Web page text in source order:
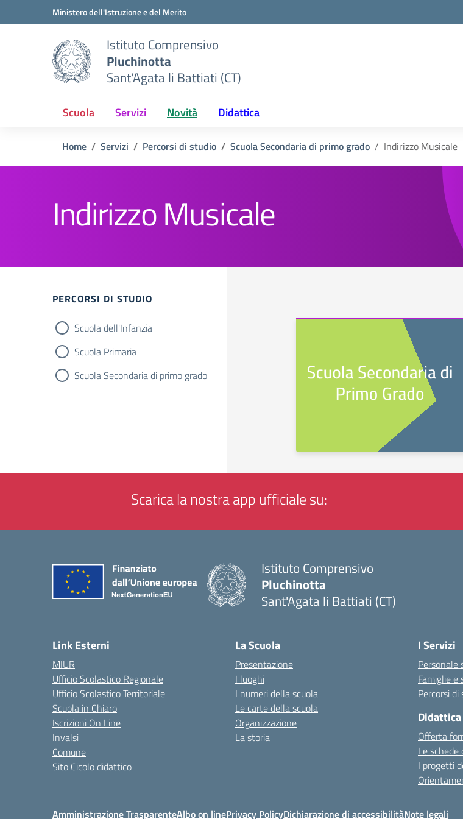
Vai ai contenuti
Vai al menu di navigazioneMinistero dell'Istruzione e del Merito
Istituto Comprensivo
Pluchinotta
Sant'Agata li Battiati (CT)
Scuola Servizi Novità Didattica
Home Servizi Percorsi di studio Scuola Secondaria di primo grado Indirizzo Musicale
Indirizzo Musicale
Filtri
PERCORSI DI STUDIO
Scuola dell'Infanzia
Scuola Primaria
Scuola Secondaria di primo grado
Scarica la nostra app ufficiale su:
Istituto Comprensivo
Pluchinotta
Sant'Agata li Battiati (CT)
Link Esterni
MIUR
Ufficio Scolastico Regionale
Ufficio Scolastico Territoriale
Scuola in Chiaro
Iscrizioni On Line
Invalsi
Comune
Sito Cicolo didattico
La Scuola
Presentazione
I luoghi
I numeri della scuola
Le carte della scuola
Organizzazione
La storia
I Servizi
Personale
Famiglie e
Percorsi di
Didattica
Offerta
Le
I progetti
Amministrazione TrasparenteAlbo on linePrivacy PolicyDichiarazione di accessibilitàNote legali